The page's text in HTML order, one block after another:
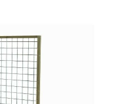
Dan is dit wat voor
webshop. Beschikbaar in